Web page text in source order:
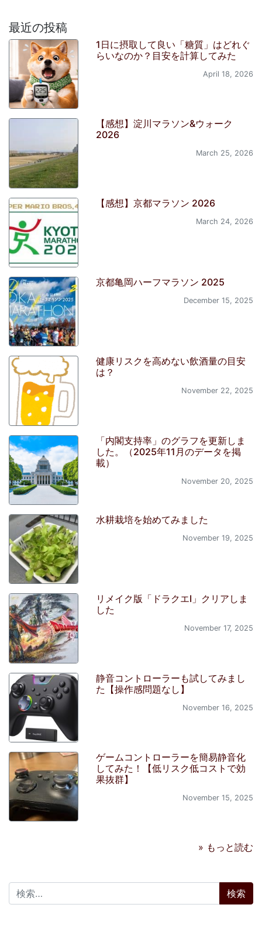
最近の投稿
1日に摂取して良い「糖質」はどれぐ
らいなのか？目安を計算してみた
April 18, 2026
【感想】淀川マラソン&ウォーク
2026
March 25, 2026
【感想】京都マラソン 2026
March 24, 2026
京都亀岡ハーフマラソン 2025
December 15, 2025
健康リスクを高めない飲酒量の目安
は？
November 22, 2025
「内閣支持率」のグラフを更新しま
した。（2025年11月のデータを掲
載）
November 20, 2025
水耕栽培を始めてみました
November 19, 2025
リメイク版「ドラクエI」クリアしま
した
November 17, 2025
静音コントローラーも試してみまし
た【操作感問題なし】
November 16, 2025
ゲームコントローラーを簡易静音化
してみた！【低リスク低コストで効
果抜群】
November 15, 2025
» もっと読む
検索: